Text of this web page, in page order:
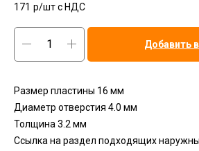
171 р/шт c НДС
Добавить
Размер пластины 16 мм
Диаметр отверстия 4.0 мм
Толщина 3.2 мм
Ссылка на раздел подходящих